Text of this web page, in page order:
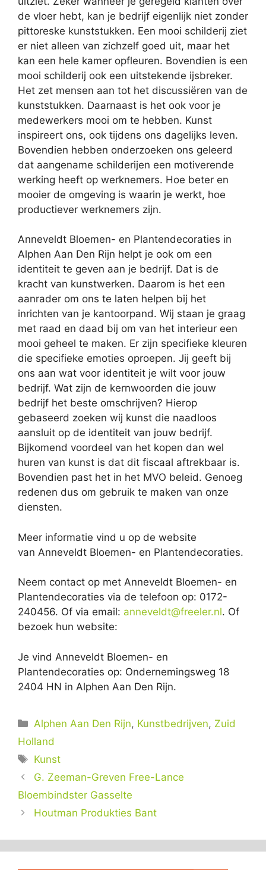
de vloer hebt, kan je bedrijf eigenlijk niet zonder
pittoreske kunststukken. Een mooi schilderij ziet
er niet alleen van zichzelf goed uit, maar het
kan een hele kamer opfleuren. Bovendien is een
mooi schilderij ook een uitstekende ijsbreker.
Het zet mensen aan tot het discussiëren van de
kunststukken. Daarnaast is het ook voor je
medewerkers mooi om te hebben. Kunst
inspireert ons, ook tijdens ons dagelijks leven.
Bovendien hebben onderzoeken ons geleerd
dat aangename schilderijen een motiverende
werking heeft op werknemers. Hoe beter en
mooier de omgeving is waarin je werkt, hoe
productiever werknemers zijn.
Anneveldt Bloemen- en Plantendecoraties in
Alphen Aan Den Rijn helpt je ook om een
identiteit te geven aan je bedrijf. Dat is de
kracht van kunstwerken. Daarom is het een
aanrader om ons te laten helpen bij het
inrichten van je kantoorpand. Wij staan je graag
met raad en daad bij om van het interieur een
mooi geheel te maken. Er zijn specifieke kleuren
die specifieke emoties oproepen. Jij geeft bij
ons aan wat voor identiteit je wilt voor jouw
bedrijf. Wat zijn de kernwoorden die jouw
bedrijf het beste omschrijven? Hierop
gebaseerd zoeken wij kunst die naadloos
aansluit op de identiteit van jouw bedrijf.
Bijkomend voordeel van het kopen dan wel
huren van kunst is dat dit fiscaal aftrekbaar is.
Bovendien past het in het MVO beleid. Genoeg
redenen dus om gebruik te maken van onze
diensten.
Meer informatie vind u op de website
van Anneveldt Bloemen- en Plantendecoraties.
Neem contact op met Anneveldt Bloemen- en
Plantendecoraties via de telefoon op: 0172-
240456. Of via email: anneveldt@freeler.nl. Of
bezoek hun website:
Je vind Anneveldt Bloemen- en
Plantendecoraties op: Ondernemingsweg 18
2404 HN in Alphen Aan Den Rijn.
Categorieën
Alphen Aan Den Rijn, Kunstbedrijven, Zuid
Holland
Tags
Kunst
G. Zeeman-Greven Free-Lance
Bloembindster Gasselte
Houtman Produkties Bant